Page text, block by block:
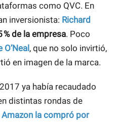
como QVC. En
inversionista: Richard
% de la empresa. Poco
, que no solo invirtió,
en imagen de la marca.
ya había recaudado
distintas rondas de
Amazon la compró por